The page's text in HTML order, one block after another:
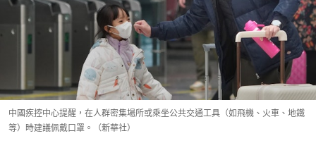
中國疾控中心提醒，在人群密集場所或乘坐公共交通工具（如飛機、火車、地鐵
等）時建議佩戴口罩。（新華社）